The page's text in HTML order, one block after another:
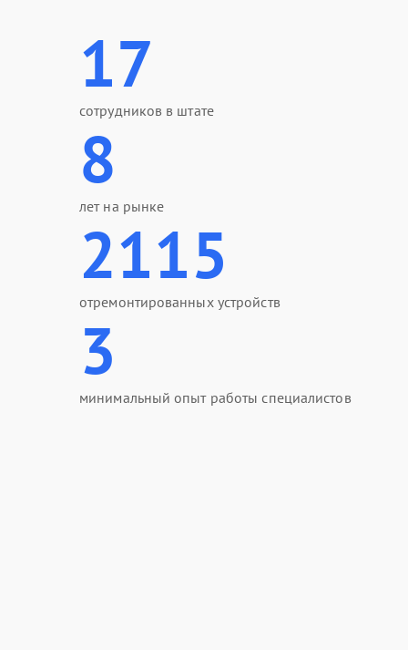
17
сотрудников в штате
8
лет на рынке
2115
отремонтированных устройств
3
минимальный опыт работы специалистов